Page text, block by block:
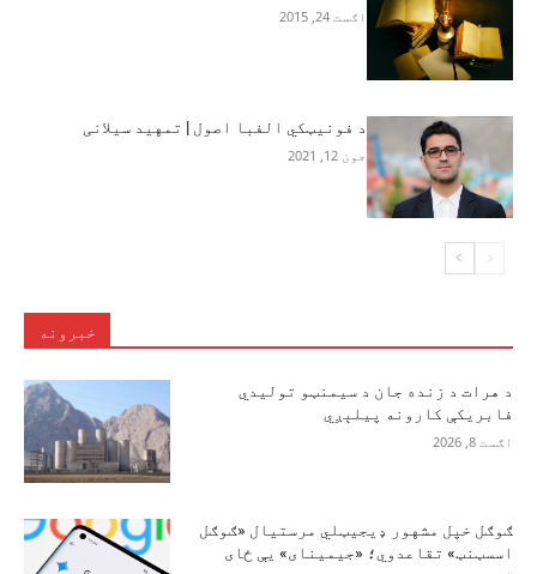
اګست 24, 2015
د فونيټکي الفبا اصول | تمهید سيلانی
جون 12, 2021
خبرونه
د هرات د زنده جان د سیمنټو تولیدي
فابریکې کارونه پیلېږي
اګست 8, 2026
ګوګل خپل مشهور ډیجیټلي مرستیال «ګوګل
اسسټنټ» تقاعدوي؛ «جیمینای» یې ځای